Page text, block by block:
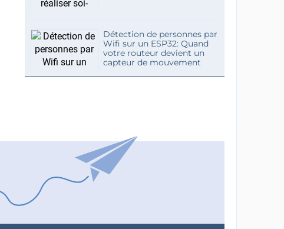
Détection de personnes par
Wifi sur un ESP32: Quand
votre routeur devient un
capteur de mouvement